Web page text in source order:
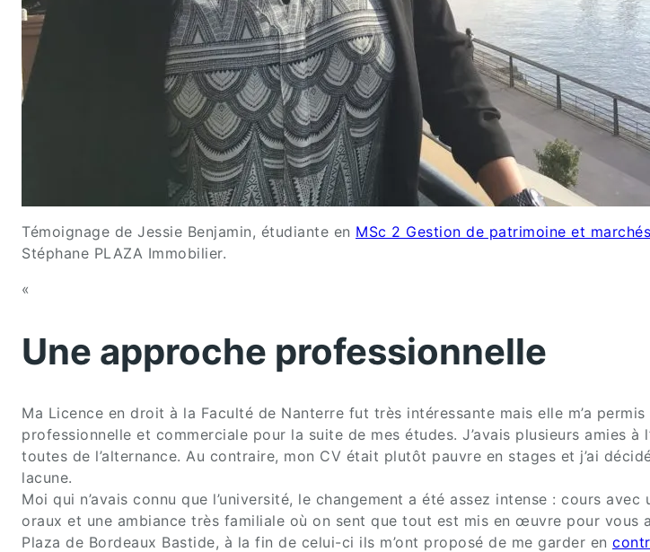
Témoignage de Jessie Benjamin, étudiante en MSc 2 Gestion de patrimoine et
Stéphane PLAZA Immobilier.
«
Une approche professionnelle
Ma Licence en droit à la Faculté de Nanterre fut très intéressante mais elle m’a
professionnelle et commerciale pour la suite de mes études. J’avais plusieurs amies
toutes de l’alternance. Au contraire, mon CV était plutôt pauvre en stages et j’ai
lacune.
Moi qui n’avais connu que l’université, le changement a été assez intense : cours
oraux et une ambiance très familiale où on sent que tout est mis en œuvre pour vous
Plaza de Bordeaux Bastide, à la fin de celui-ci ils m’ont proposé de me garder en